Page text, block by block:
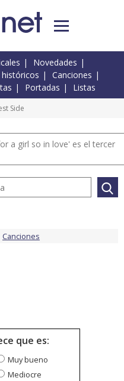
Novedades
Canciones
Portadas Listas
Side
a girl so in love' es el tercer
Canciones
que es:
Muy bueno
Mediocre